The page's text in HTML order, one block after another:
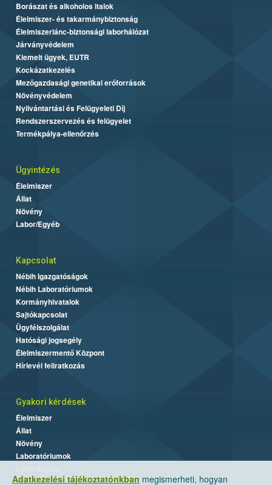
Adatkezelési tájékoztatónkban megismerheti, hogyan
Borászat és alkoholos italok
Élelmiszer- és takarmánybiztonság
Élelmiszerlánc-biztonsági laborhálózat
Járványvédelem
Kiemelt ügyek, EUTR
Kockázatkezelés
Mezőgazdasági genetikai erőforrások
Növényvédelem
Nyilvántartási és Felügyeleti Díj
Rendszerszervezés és felügyelet
Termékpálya-ellenőrzés
Ügyintézés
Élelmiszer
Állat
Növény
Labor/Egyéb
Kapcsolat
Nébih Igazgatóságok
Nébih Laboratóriumok
Kormányhivatalok
Sajtókapcsolat
Ügyfélszolgálat
Hatósági jogsegély
Élelmiszermentő Központ
Hírlevél feliratkozás
Gyakori kérdések
Élelmiszer
Állat
Növény
Laboratóriumok